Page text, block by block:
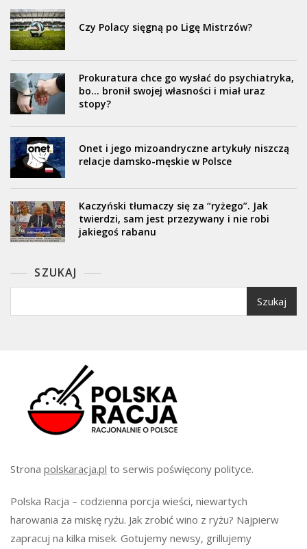
Czy Polacy sięgną po Ligę Mistrzów?
Prokuratura chce go wysłać do psychiatryka,
bo… bronił swojej własności i miał uraz
stopy?
Onet i jego mizoandryczne artykuły niszczą
relacje damsko-męskie w Polsce
Kaczyński tłumaczy się za “ryżego”. Jak
twierdzi, sam jest przezywany i nie robi
jakiegoś rabanu
SZUKAJ
Szukaj
Strona polskaracja.pl to serwis poświęcony polityce.
Polska Racja – codzienna porcja wieści, niewartych
harowania za miskę ryżu. Jak zrobić wino z ryżu? Najpierw
zapracuj na kilka misek. Gotujemy newsy, grillujemy